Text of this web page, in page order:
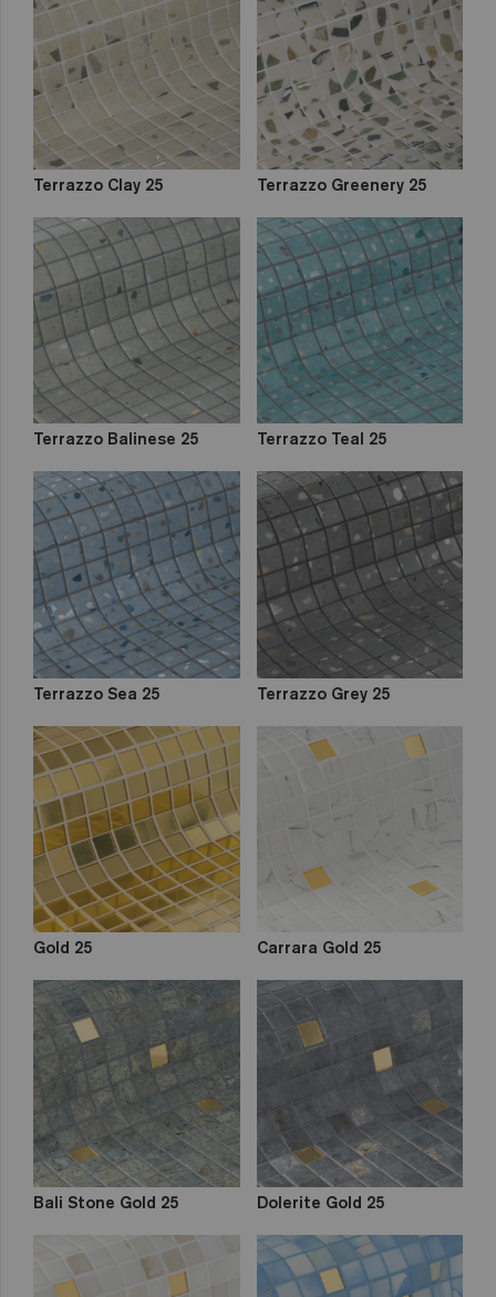
Iridescent
Cocktail
Metal
Space
Fosfo
Lisa
Niebla
Mix
Dégradés
Terrazzo Clay 25 Terrazzo Greenery 25
Terrazzo Balinese 25 Terrazzo Teal 25
Terrazzo Sea 25 Terrazzo Grey 25
Gold 25 Carrara Gold 25
Bali Stone Gold 25 Dolerite Gold 25